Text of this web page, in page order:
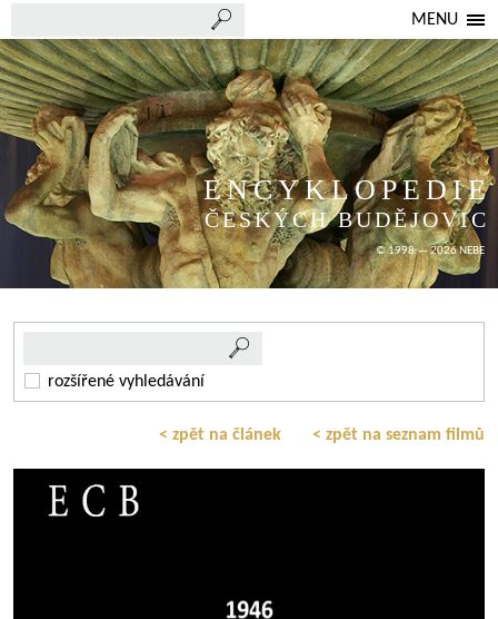
MENU
ENCYKLOPEDIE
ČESKÝCH BUDĚJOVIC
© 1998 — 2026 NEBE
rozšířené vyhledávání
< zpět na článek < zpět na seznam filmů